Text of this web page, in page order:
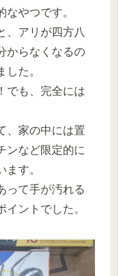
やつです。
、アリが四方八
からなくなるの
た。
でも、完全には
、家の中には置
ンなど限定的に
す。
って手が汚れる
ントでした。